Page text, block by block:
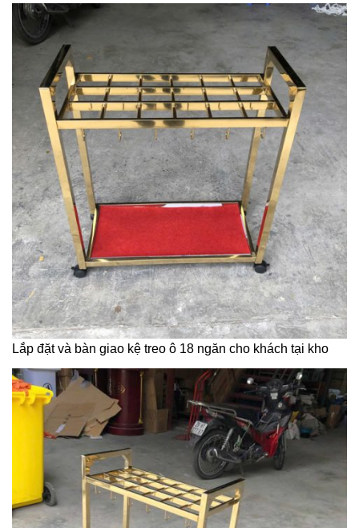
Lắp đặt và bàn giao kệ treo ô 18 ngăn cho khách tại kho